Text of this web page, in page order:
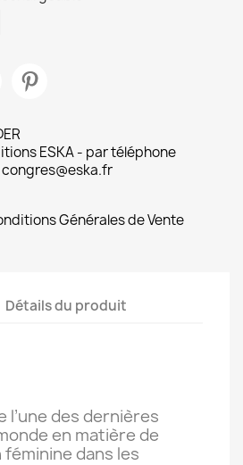
ESKA - par téléphone
Générales de Vente
Détails du produit
l’une des dernières
en matière de
dans les